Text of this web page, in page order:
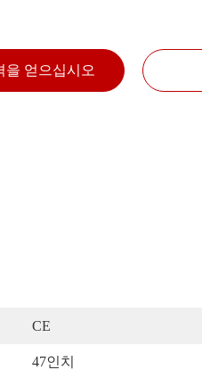
을 얻으십시오
CE
47인치